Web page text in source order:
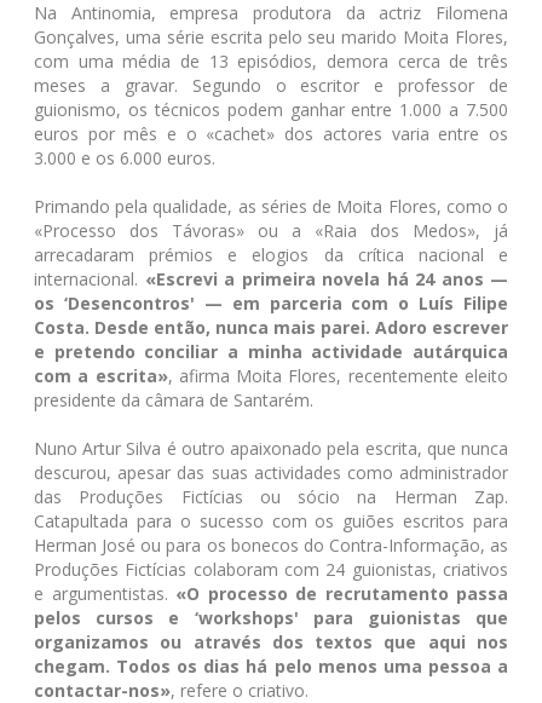
Na Antinomia, empresa produtora da actriz Filomena
Gonçalves, uma série escrita pelo seu marido Moita Flores,
com uma média de 13 episódios, demora cerca de três
meses a gravar. Segundo o escritor e professor de
guionismo, os técnicos podem ganhar entre 1.000 a 7.500
euros por mês e o «cachet» dos actores varia entre os
3.000 e os 6.000 euros.
Primando pela qualidade, as séries de Moita Flores, como o
«Processo dos Távoras» ou a «Raia dos Medos», já
arrecadaram prémios e elogios da crítica nacional e
internacional. «Escrevi a primeira novela há 24 anos —
os ‘Desencontros' — em parceria com o Luís Filipe
Costa. Desde então, nunca mais parei. Adoro escrever
e pretendo conciliar a minha actividade autárquica
com a escrita», afirma Moita Flores, recentemente eleito
presidente da câmara de Santarém.
Nuno Artur Silva é outro apaixonado pela escrita, que nunca
descurou, apesar das suas actividades como administrador
das Produções Fictícias ou sócio na Herman Zap.
Catapultada para o sucesso com os guiões escritos para
Herman José ou para os bonecos do Contra-Informação, as
Produções Fictícias colaboram com 24 guionistas, criativos
e argumentistas. «O processo de recrutamento passa
pelos cursos e ‘workshops' para guionistas que
organizamos ou através dos textos que aqui nos
chegam. Todos os dias há pelo menos uma pessoa a
contactar-nos», refere o criativo.